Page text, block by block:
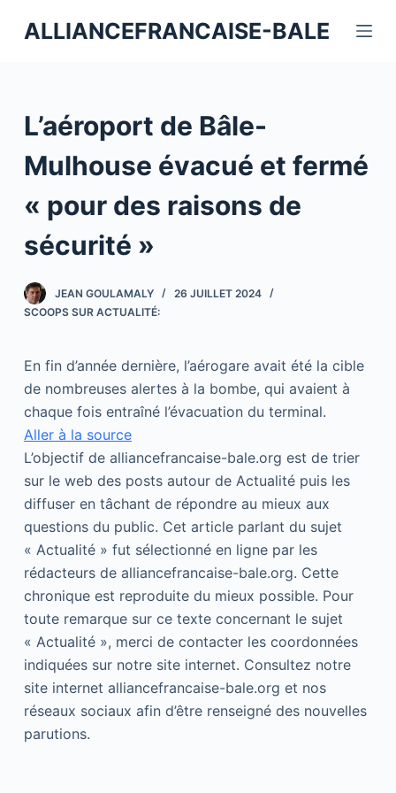
a
e
a
c
n
e
n
ALLIANCEFRANCAISE-BALE
L’aéroport de Bâle-
Mulhouse évacué et fermé
« pour des raisons de
sécurité »
JEAN GOULAMALY
26 JUILLET 2024
SCOOPS SUR ACTUALITÉ:
En fin d’année dernière, l’aérogare avait été la cible
de nombreuses alertes à la bombe, qui avaient à
chaque fois entraîné l’évacuation du terminal.
Aller à la source
L’objectif de alliancefrancaise-bale.org est de trier
sur le web des posts autour de Actualité puis les
diffuser en tâchant de répondre au mieux aux
questions du public. Cet article parlant du sujet
« Actualité » fut sélectionné en ligne par les
rédacteurs de alliancefrancaise-bale.org. Cette
chronique est reproduite du mieux possible. Pour
toute remarque sur ce texte concernant le sujet
« Actualité », merci de contacter les coordonnées
indiquées sur notre site internet. Consultez notre
site internet alliancefrancaise-bale.org et nos
réseaux sociaux afin d’être renseigné des nouvelles
parutions.